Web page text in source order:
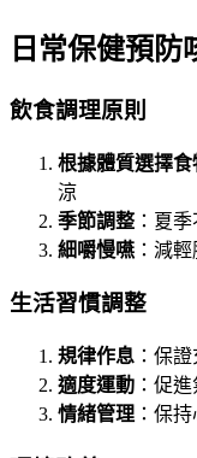
日常保健預防
飲食調理原則
根據體質選擇食
涼
季節調整 ：夏
細嚼慢嚥 ：減
生活習慣調整
規律作息 ：保
適度運動 ：促
情緒管理 ：保